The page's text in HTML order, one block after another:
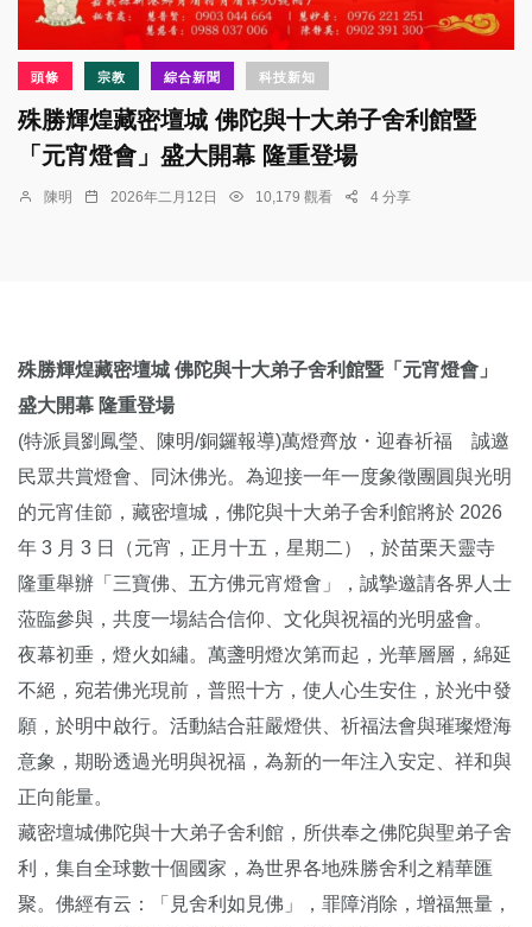
頭條 宗教 綜合新聞 科技新知
殊勝輝煌藏密壇城 佛陀與十大弟子舍利館暨
「元宵燈會」盛大開幕 隆重登場
陳明 2026年二月12日 10,179 觀看 4 分享
殊勝輝煌藏密壇城 佛陀與十大弟子舍利館暨「元宵燈會」
盛大開幕 隆重登場
(特派員劉鳳瑩、陳明/銅鑼報導)萬燈齊放・迎春祈福 誠邀
民眾共賞燈會、同沐佛光。為迎接一年一度象徵團圓與光明
的元宵佳節，藏密壇城，佛陀與十大弟子舍利館將於 2026
年 3 月 3 日（元宵，正月十五，星期二），於苗栗天靈寺
隆重舉辦「三寶佛、五方佛元宵燈會」，誠摯邀請各界人士
蒞臨參與，共度一場結合信仰、文化與祝福的光明盛會。
夜幕初垂，燈火如繡。萬盞明燈次第而起，光華層層，綿延
不絕，宛若佛光現前，普照十方，使人心生安住，於光中發
願，於明中啟行。活動結合莊嚴燈供、祈福法會與璀璨燈海
意象，期盼透過光明與祝福，為新的一年注入安定、祥和與
正向能量。
藏密壇城佛陀與十大弟子舍利館，所供奉之佛陀與聖弟子舍
利，集自全球數十個國家，為世界各地殊勝舍利之精華匯
聚。佛經有云：「見舍利如見佛」，罪障消除，增福無量，